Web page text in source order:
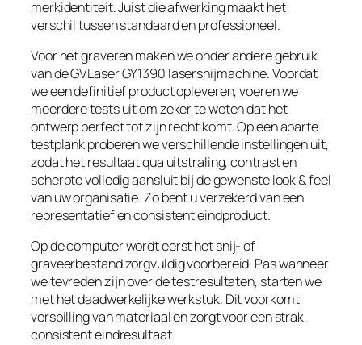
merkidentiteit. Juist die afwerking maakt het
verschil tussen standaard en professioneel.
Voor het graveren maken we onder andere gebruik
van de GVLaser GY1390 lasersnijmachine. Voordat
we een definitief product opleveren, voeren we
meerdere tests uit om zeker te weten dat het
ontwerp perfect tot zijn recht komt. Op een aparte
testplank proberen we verschillende instellingen uit,
zodat het resultaat qua uitstraling, contrast en
scherpte volledig aansluit bij de gewenste look & feel
van uw organisatie. Zo bent u verzekerd van een
representatief en consistent eindproduct.
Op de computer wordt eerst het snij- of
graveerbestand zorgvuldig voorbereid. Pas wanneer
we tevreden zijn over de testresultaten, starten we
met het daadwerkelijke werkstuk. Dit voorkomt
verspilling van materiaal en zorgt voor een strak,
consistent eindresultaat.